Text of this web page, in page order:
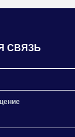
СВЯЗЬ